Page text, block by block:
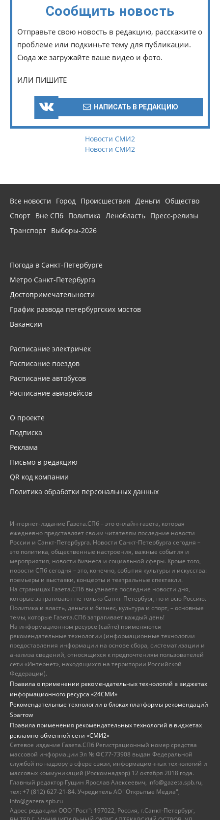
Сообщить новость
Отправьте свою новость в редакцию, расскажите о
проблеме или подкиньте тему для публикации.
Сюда же загружайте ваше видео и фото.
ИЛИ ПИШИТЕ
НАПИСАТЬ В РЕДАКЦИЮ
Новости СМИ2
Новости СМИ2
Все новости Город Происшествия Деньги
Общество
Спорт Вне СПб Политика Ленобласть Пресс-релизы
Транспорт Выборы-2026
Погода в Санкт-Петербурге
Метро Санкт-Петербурга
Достопримечательности
График развода петербургских мостов
Вакансии
Расписание электричек
Расписание поездов
Расписание автобусов
Расписание авиарейсов
О проекте
Подписка
Реклама
Письмо в редакцию
QR код компании
Политика обработки персональных данных
Интернет-издание Газета.СПб – это онлайн-газета, которая
ежедневно представляет своим читателям последние новости
России и Санкт-Петербурга. Новости Санкт-Петербурга сегодня –
это политика, общественные настроения, важные события и
мероприятия, новости бизнеса и социальной сферы. Кроме того,
новости СПб сегодня – это, конечно, события культуры и искусства:
премьеры и выставки, концерты и театральные спектакли.
На страницах Газета.СПб вы узнаете последние новости дня,
которые затрагивают не только Санкт-Петербург, но и всю Россию.
Политика и власть, деньги и бизнес, культура и спорт, – основные
темы, которые Газета.СПб затрагивает каждый день!
На информационном ресурсе (сайте) применяются
рекомендательные технологии (информационные технологии
предоставления информации на основе сбора, систематизации и
анализа сведений, относящихся к предпочтениям пользователей
сети «Интернет», находящихся на территории Российской
Федерации).
Правила о применении рекомендательных технологий в виджетах
информационного ресурса «24СМИ»
Рекомендательные технологии в блоках платформы рекомендаций
Sparrow
Правила применения рекомендательных технологий в виджетах
рекламно-обменной сети «СМИ2»
Сетевое издание Газета.СПб Регистрационный номер средства
массовой информации Эл № ФС77-73908 выдан Федеральной
службой по надзору в сфере связи, информационных технологий и
массовых коммуникаций (Роскомнадзор) 12 октября 2018 года.
Главный редактор Гущин Ярослав Алексеевич, info@gazeta.spb.ru,
тел: +7 (812) 627-21-84. Учредитель АО "Открытые Медиа",
info@gazeta.spb.ru
Адрес редакции ООО "Рост": 197022, Россия, г.Санкт-Петербург,